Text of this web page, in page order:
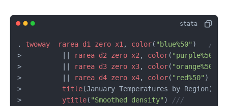
. twoway rarea d1 zero x1 , color( "blue%50" )
///
>          ||
rarea d2 zero x2 , color( "purple%50"
>          ||
rarea d3 zero x3, color( "orange%50"
>          ||
rarea d4 zero x4, color( "red%50" )
> title(January Temperatures by Region)
> ytitle( "Smoothed density" )
///